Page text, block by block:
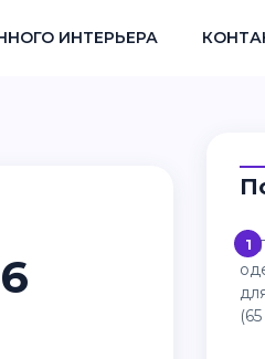
ИНТЕРЬЕРА
1